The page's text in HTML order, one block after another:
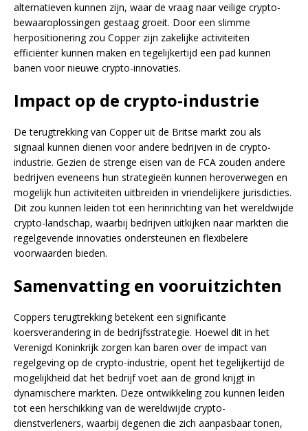
alternatieven kunnen zijn, waar de vraag naar veilige crypto-
bewaaroplossingen gestaag groeit. Door een slimme
herpositionering zou Copper zijn zakelijke activiteiten
efficiënter kunnen maken en tegelijkertijd een pad kunnen
banen voor nieuwe crypto-innovaties.
Impact op de crypto-industrie
De terugtrekking van Copper uit de Britse markt zou als
signaal kunnen dienen voor andere bedrijven in de crypto-
industrie. Gezien de strenge eisen van de FCA zouden andere
bedrijven eveneens hun strategieën kunnen heroverwegen en
mogelijk hun activiteiten uitbreiden in vriendelijkere jurisdicties.
Dit zou kunnen leiden tot een herinrichting van het wereldwijde
crypto-landschap, waarbij bedrijven uitkijken naar markten die
regelgevende innovaties ondersteunen en flexibelere
voorwaarden bieden.
Samenvatting en vooruitzichten
Coppers terugtrekking betekent een significante
koersverandering in de bedrijfsstrategie. Hoewel dit in het
Verenigd Koninkrijk zorgen kan baren over de impact van
regelgeving op de crypto-industrie, opent het tegelijkertijd de
mogelijkheid dat het bedrijf voet aan de grond krijgt in
dynamischere markten. Deze ontwikkeling zou kunnen leiden
tot een herschikking van de wereldwijde crypto-
dienstverleners, waarbij degenen die zich aanpasbaar tonen,